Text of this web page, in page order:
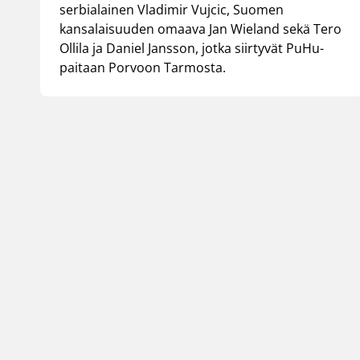
serbialainen Vladimir Vujcic, Suomen
kansalaisuuden omaava Jan Wieland sekä Tero
Ollila ja Daniel Jansson, jotka siirtyvät PuHu-
paitaan Porvoon Tarmosta.